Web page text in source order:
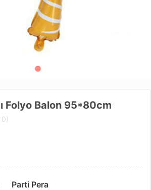
Folyo Balon 95*80cm
0)
Parti Pera